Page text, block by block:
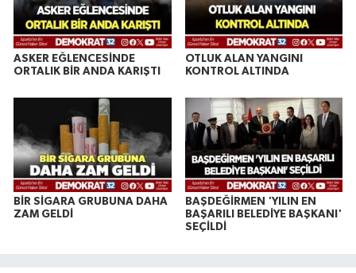
ASKER EĞLENCESİNDE
ORTALIK BİR ANDA KARIŞTI
OTLUK ALAN YANGINI
KONTROL ALTINDA
BİR SİGARA GRUBUNA DAHA
ZAM GELDİ
BAŞDEĞİRMEN 'YILIN EN
BAŞARILI BELEDİYE BAŞKANI'
SEÇİLDİ